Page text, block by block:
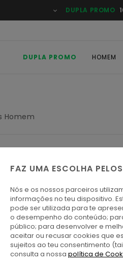
DUPLA PROMO
DUPLA PROMO HOMEM
Homem
para
procurar
critérios
de
filtragem
para
ordenar
por
FAZ UMA ESCOLHA
Nós e os nossos parceiros
informações no teu dispositivo.
pode ser utilizada para te
o desempenho do conteúdo;
público; para desenvolver e
aceitar ou recusar cookies que
sujeitos ao teu consentimento
consulta a nossa política de